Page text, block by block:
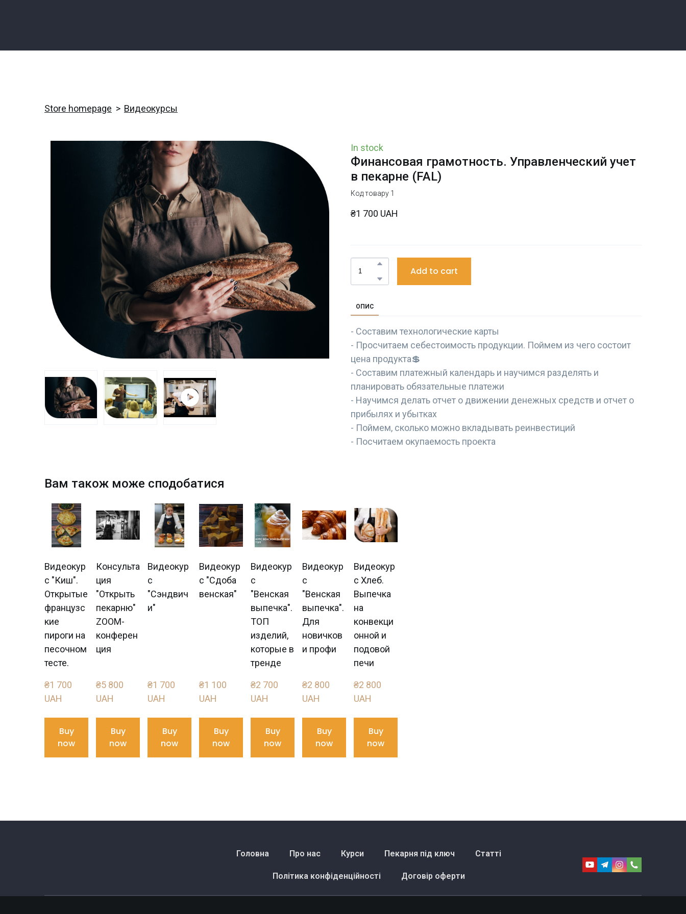
Store homepage Видеокурсы
In stock
Финансовая грамотность. Управленческий учет
в пекарне (FAL)
Код товару 1
₴1 700 UAH
Add to cart
ОПИС
- Составим технологические карты
- Просчитаем себестоимость продукции. Поймем из чего состоит
цена продукта💲
- Составим платежный календарь и научимся разделять и
планировать обязательные платежи
- Научимся делать отчет о движении денежных средств и отчет о
прибылях и убытках
- Поймем, сколько можно вкладывать реинвестиций
- Посчитаем окупаемость проекта
Вам також може сподобатися
Видеокур
с "Киш".
Открытые
французс
кие
пироги на
песочном
тесте.
₴1 700
UAH
Buy
now
Консульта
ция
"Открыть
пекарню"
ZOOM-
конферен
ция
₴5 800
UAH
Buy
now
Видеокур
с
"Сэндвич
и"
₴1 700
UAH
Buy
now
Видеокур
с "Сдоба
венская"
₴1 100
UAH
Buy
now
Видеокур
с
"Венская
выпечка".
ТОП
изделий,
которые в
тренде
₴2 700
UAH
Buy
now
Видеокур
с
"Венская
выпечка".
Для
новичков
и профи
₴2 800
UAH
Buy
now
Видеокур
с Хлеб.
Выпечка
на
конвекци
онной и
подовой
печи
₴2 800
UAH
Buy
now
Головна Про нас Курси Пекарня під ключ Статті
Політика конфіденційності Договір оферти